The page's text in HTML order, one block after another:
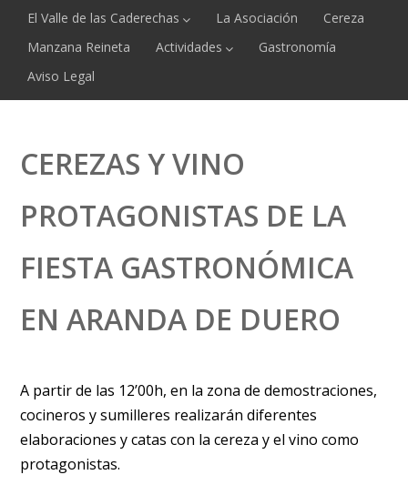
El Valle de las Caderechas La Asociación
Cereza
Manzana Reineta
Actividades
Gastronomía
Aviso Legal
CEREZAS Y VINO
PROTAGONISTAS DE LA
FIESTA GASTRONÓMICA
EN ARANDA DE DUERO
A partir de las 12’00h, en la zona de demostraciones,
cocineros y sumilleres realizarán diferentes
elaboraciones y catas con la cereza y el vino como
protagonistas.